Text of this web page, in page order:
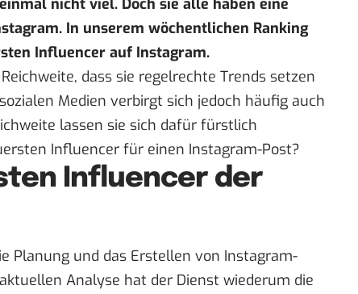
nicht viel. Doch sie alle haben eine
In unserem wöchentlichen Ranking
Influencer auf Instagram.
dass sie regelrechte Trends setzen
Medien verbirgt sich jedoch häufig auch
lassen sie sich dafür fürstlich
Influencer für einen Instagram-Post?
Influencer der
Planung und das Erstellen von Instagram-
aktuellen Analyse hat der Dienst wiederum die